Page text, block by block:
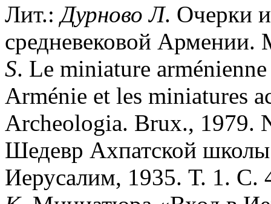
Лит.:Дурново Л. Очерки
средневековой
S. Le miniature
Arménie et les miniatures
Archeologia. Brux., 1979.
Шедевр Ахпатской
Иерусалим, 1935. Т. 1. С.